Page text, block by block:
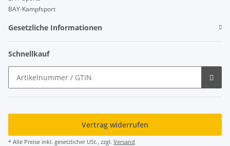
BAY-Kampfsport
Gesetzliche Informationen
Schnellkauf
Vertrag widerrufen
* Alle Preise inkl. gesetzlicher USt., zzgl. Versand